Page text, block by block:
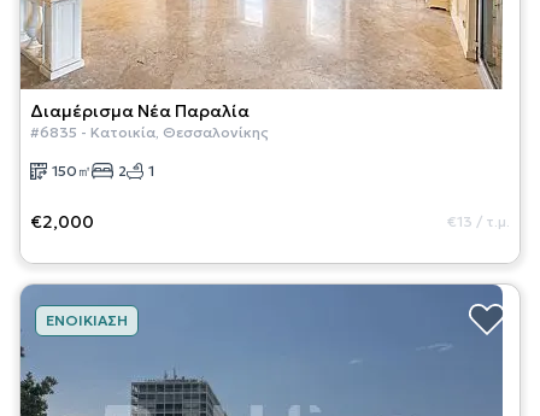
Διαμέρισμα Νέα Παραλία
#6835 - Κατοικία, Θεσσαλονίκης
150 ㎡ 2 1
€2,000 €13 / τ.μ.
ΕΝΟΙΚΊΑΣΗ